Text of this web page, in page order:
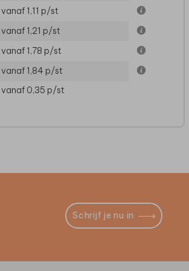
vanaf 1,11 p/st
vanaf 1,21 p/st
vanaf 1,78 p/st
vanaf 1,84 p/st
vanaf 0,35 p/st
Schrijf je nu in